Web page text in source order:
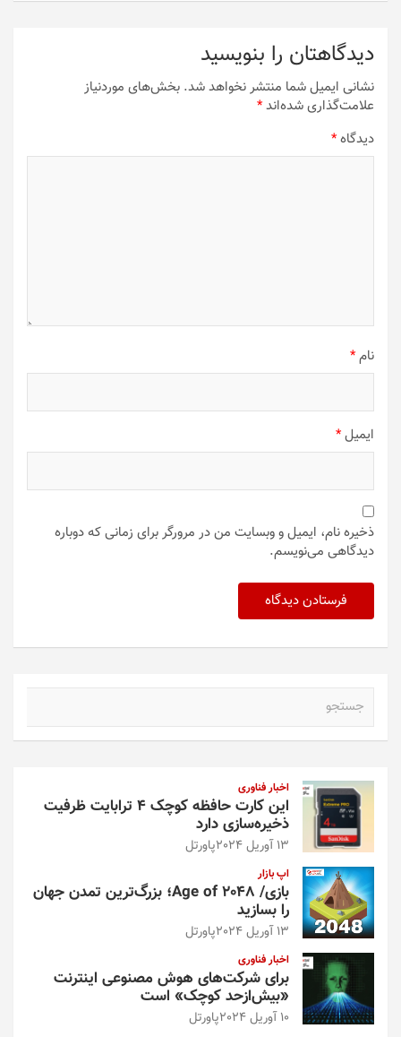
دیدگاهتان را بنویسید
نشانی ایمیل شما منتشر نخواهد شد. بخش‌های موردنیاز
علامت‌گذاری شده‌اند*
دیدگاه*
نام*
ایمیل*
ذخیره نام، ایمیل و وبسایت من در مرورگر برای زمانی که دوباره
دیدگاهی می‌نویسم.
اخبار فناوری
این کارت حافظه کوچک ۴ ترابایت ظرفیت
ذخیره‌سازی دارد
13 آوریل 2024 پاورتل
اپ بازار
بازی/ Age of 2048؛ بزرگ‌ترین تمدن جهان
را بسازید
13 آوریل 2024 پاورتل
اخبار فناوری
برای شرکت‌های هوش مصنوعی اینترنت
«بیش‌از‌حد کوچک» است
10 آوریل 2024 پاورتل